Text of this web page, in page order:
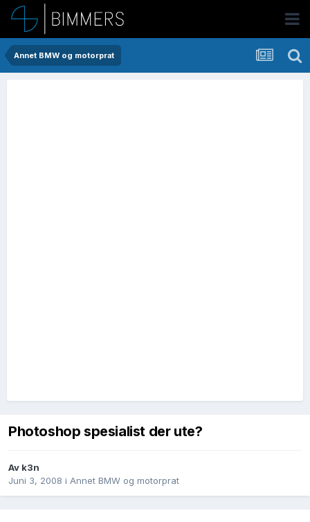
Annet BMW og motorprat
Photoshop spesialist der ute?
Av k3n
Juni 3, 2008 i Annet BMW og motorprat